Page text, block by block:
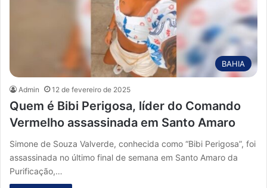
BAHIA
Admin 12 de fevereiro de 2025
Quem é Bibi Perigosa, líder do Comando
Vermelho assassinada em Santo Amaro
Simone de Souza Valverde, conhecida como “Bibi Perigosa”, foi
assassinada no último final de semana em Santo Amaro da
Purificação,…